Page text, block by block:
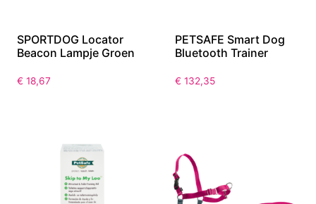
SPORTDOG Locator
Beacon Lampje Groen
€ 18,67
PETSAFE Smart Dog
Bluetooth Trainer
€ 132,35